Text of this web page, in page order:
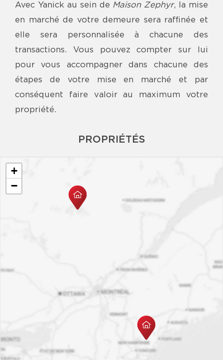
Avec Yanick au sein de Maison Zephyr, la mise
en marché de votre demeure sera raffinée et
elle sera personnalisée à chacune des
transactions. Vous pouvez compter sur lui
pour vous accompagner dans chacune des
étapes de votre mise en marché et par
conséquent faire valoir au maximum votre
propriété.
PROPRIÉTÉS
+
−